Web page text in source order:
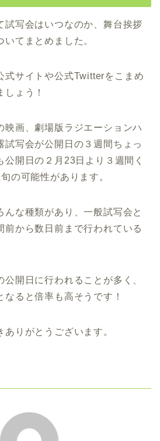
試写会はいつなのか、舞台挨拶
てまとめました。
式サイトや公式Twitterをこまめ
ょう！
映画、劇場版ラジエーションハ
試写会が公開日の３週間ちょっ
公開日の２月23日より３週間く
の可能性があります。
んな種類があり、一般試写会と
前から数日前まで行われている
開日に行われることが多く、
ると倍率も高そうです！
りがとうございます。